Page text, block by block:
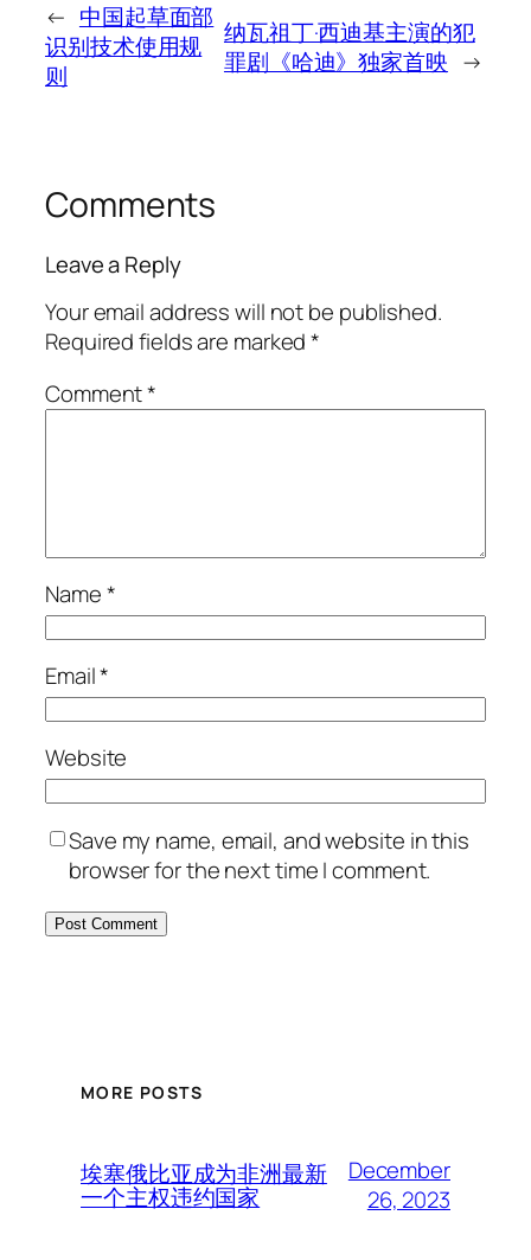
← 中国起草面部
识别技术使用规
则
纳瓦祖丁·西迪基主演的犯
罪剧《哈迪》独家首映 →
Comments
Leave a Reply
Your email address will not be published.
Required fields are marked*
Comment*
Name*
Email*
Website
Save my name, email, and website in this
browser for the next time I comment.
MORE POSTS
埃塞俄比亚成为非洲最新
一个主权违约国家
December
26, 2023